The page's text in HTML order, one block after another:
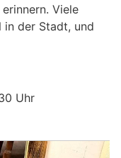
erinnern. Viele
der Stadt, und
Uhr